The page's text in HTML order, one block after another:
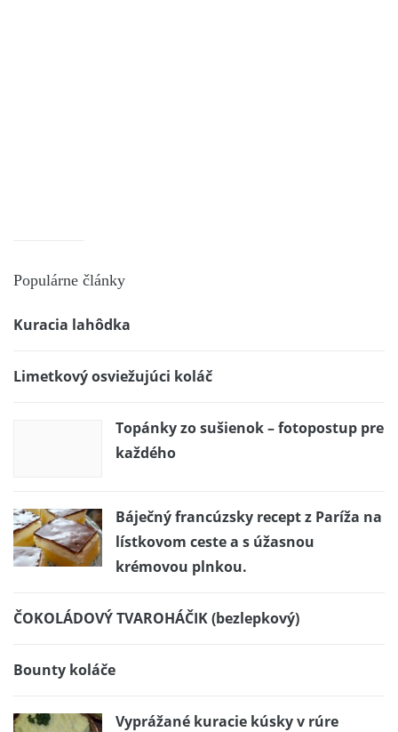
Populárne články
Kuracia lahôdka
Limetkový osviežujúci koláč
Topánky zo sušienok – fotopostup pre
každého
Báječný francúzsky recept z Paríža na
lístkovom ceste a s úžasnou
krémovou plnkou.
ČOKOLÁDOVÝ TVAROHÁČIK (bezlepkový)
Bounty koláče
Vyprážané kuracie kúsky v rúre